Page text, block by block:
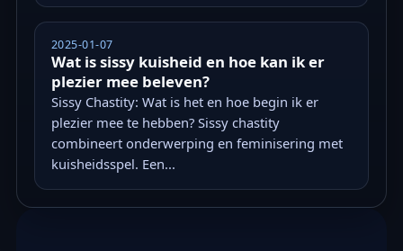
2025-01-07
Wat is sissy kuisheid en hoe kan ik er
plezier mee beleven?
Sissy Chastity: Wat is het en hoe begin ik er
plezier mee te hebben? Sissy chastity
combineert onderwerping en feminisering met
kuisheidsspel. Een...